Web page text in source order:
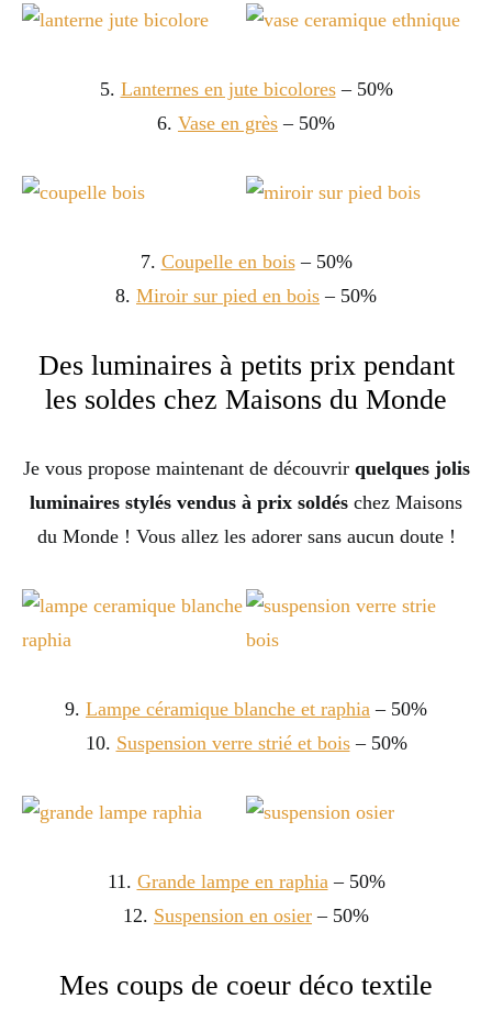
5. Lanternes en jute bicolores– 50%
6. Vase en grès – 50%
7. Coupelle en bois– 50%
8. Miroir sur pied en bois – 50%
Des luminaires à petits prix pendant
les soldes chez Maisons du Monde
Je vous propose maintenant de découvrir quelques jolis
luminaires stylés vendus à prix soldés chez Maisons
du Monde ! Vous allez les adorer sans aucun doute !
9. Lampe céramique blanche et raphia – 50%
10. Suspension verre strié et bois– 50%
11. Grande lampe en raphia– 50%
12. Suspension en osier – 50%
Mes coups de coeur déco textile